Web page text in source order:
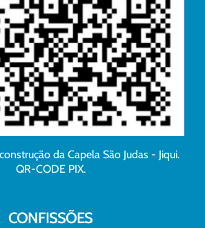
da Capela São Judas - Jiqui.
QR-CODE PIX.
CONFISSÕES